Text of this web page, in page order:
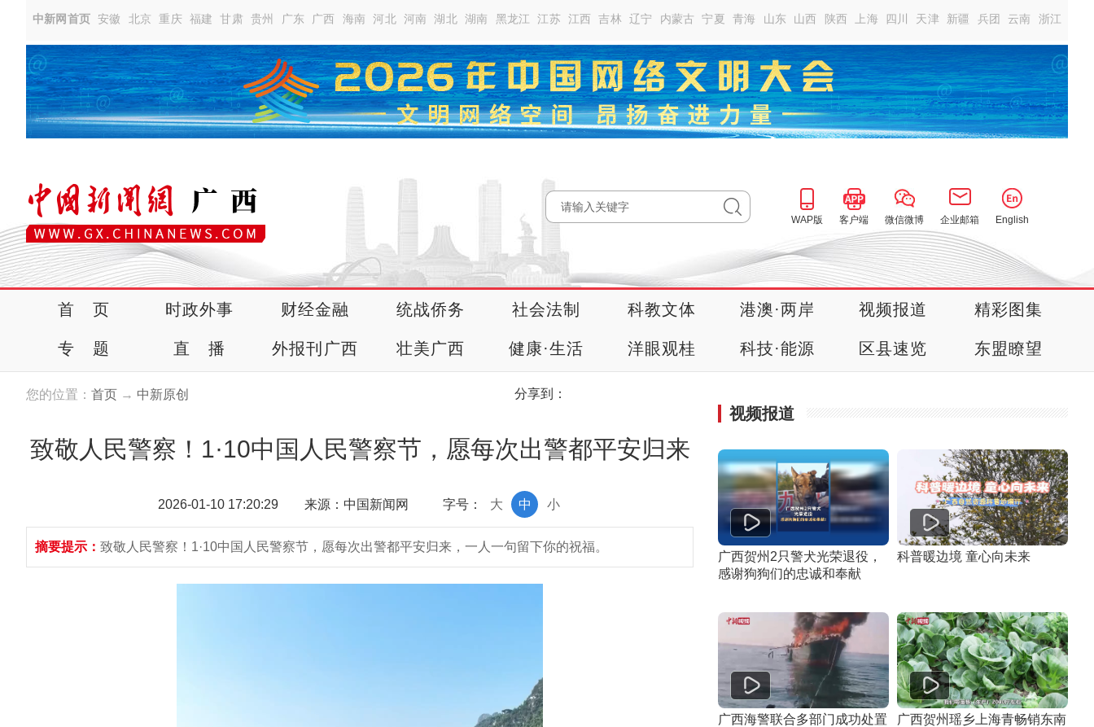
中新网首页 安徽 北京 重庆 福建 甘肃 贵州 广东 广西 海南 河北 河南 湖北 湖南 黑龙江 江苏 江西 吉林 辽宁 内蒙古 宁夏 青海 山东 山西 陕西 上海 四川 天津 新疆 兵团 云南 浙江
WAP版 客户端 微信微博 企业邮箱 English
首 页 时政外事 财经金融 统战侨务 社会法制 科教文体 港澳·两岸 视频报道 精彩图集
专 题 直 播 外报刊广西 壮美广西 健康·生活 洋眼观桂 科技·能源 区县速览 东盟瞭望
您的位置： 首页 → 中新原创 分享到：
致敬人民警察！1·10中国人民警察节，愿每次出警都平安归来
2026-01-10 17:20:29 来源：中国新闻网 字号： 小
中
大
摘要提示： 致敬人民警察！1·10中国人民警察节，愿每次出警都平安归来，一人一句留下你的祝福。
视频报道
广西贺州2只警犬光荣退役，
感谢狗狗们的忠诚和奉献
科普暖边境 童心向未来
广西海警联合多部门成功处置
广西贺州瑶乡上海青畅销东南